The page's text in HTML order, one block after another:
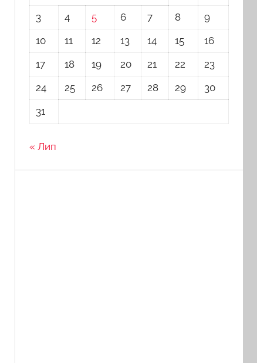
3
4 5 6 7 8
9
10
11 12 13 14 15
16
17
18 19 20 21 22
23
24
25 26 27 28 29
30
31
« Лип